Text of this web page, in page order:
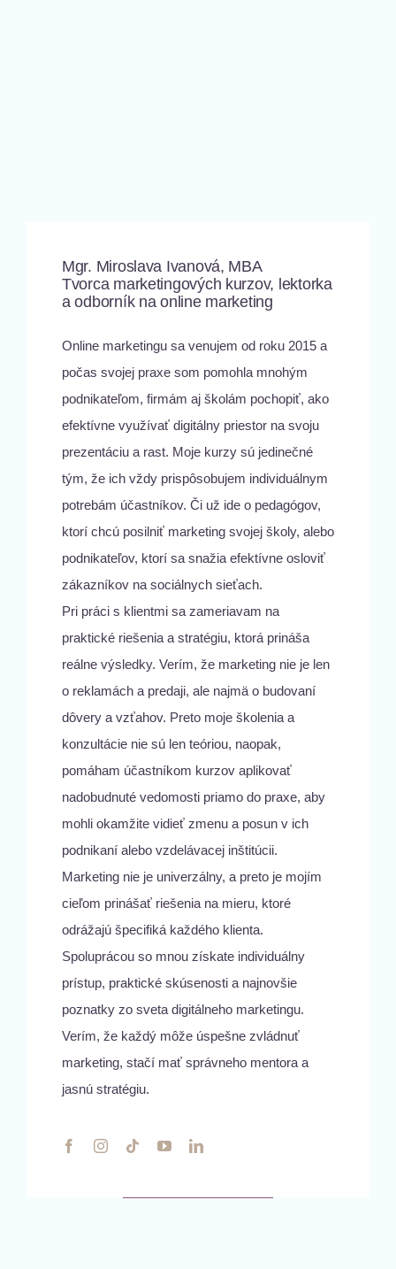
Mgr. Miroslava Ivanová, MBA
Tvorca marketingových kurzov, lektorka
a odborník na online marketing
Online marketingu sa venujem od roku 2015 a
počas svojej praxe som pomohla mnohým
podnikateľom, firmám aj školám pochopiť, ako
efektívne využívať digitálny priestor na svoju
prezentáciu a rast. Moje kurzy sú jedinečné
tým, že ich vždy prispôsobujem individuálnym
potrebám účastníkov. Či už ide o pedagógov,
ktorí chcú posilniť marketing svojej školy, alebo
podnikateľov, ktorí sa snažia efektívne osloviť
zákazníkov na sociálnych sieťach.
Pri práci s klientmi sa zameriavam na
praktické riešenia a stratégiu, ktorá prináša
reálne výsledky. Verím, že marketing nie je len
o reklamách a predaji, ale najmä o budovaní
dôvery a vzťahov. Preto moje školenia a
konzultácie nie sú len teóriou, naopak,
pomáham účastníkom kurzov aplikovať
nadobudnuté vedomosti priamo do praxe, aby
mohli okamžite vidieť zmenu a posun v ich
podnikaní alebo vzdelávacej inštitúcii.
Marketing nie je univerzálny, a preto je mojím
cieľom prinášať riešenia na mieru, ktoré
odrážajú špecifiká každého klienta.
Spoluprácou so mnou získate individuálny
prístup, praktické skúsenosti a najnovšie
poznatky zo sveta digitálneho marketingu.
Verím, že každý môže úspešne zvládnuť
marketing, stačí mať správneho mentora a
jasnú stratégiu.